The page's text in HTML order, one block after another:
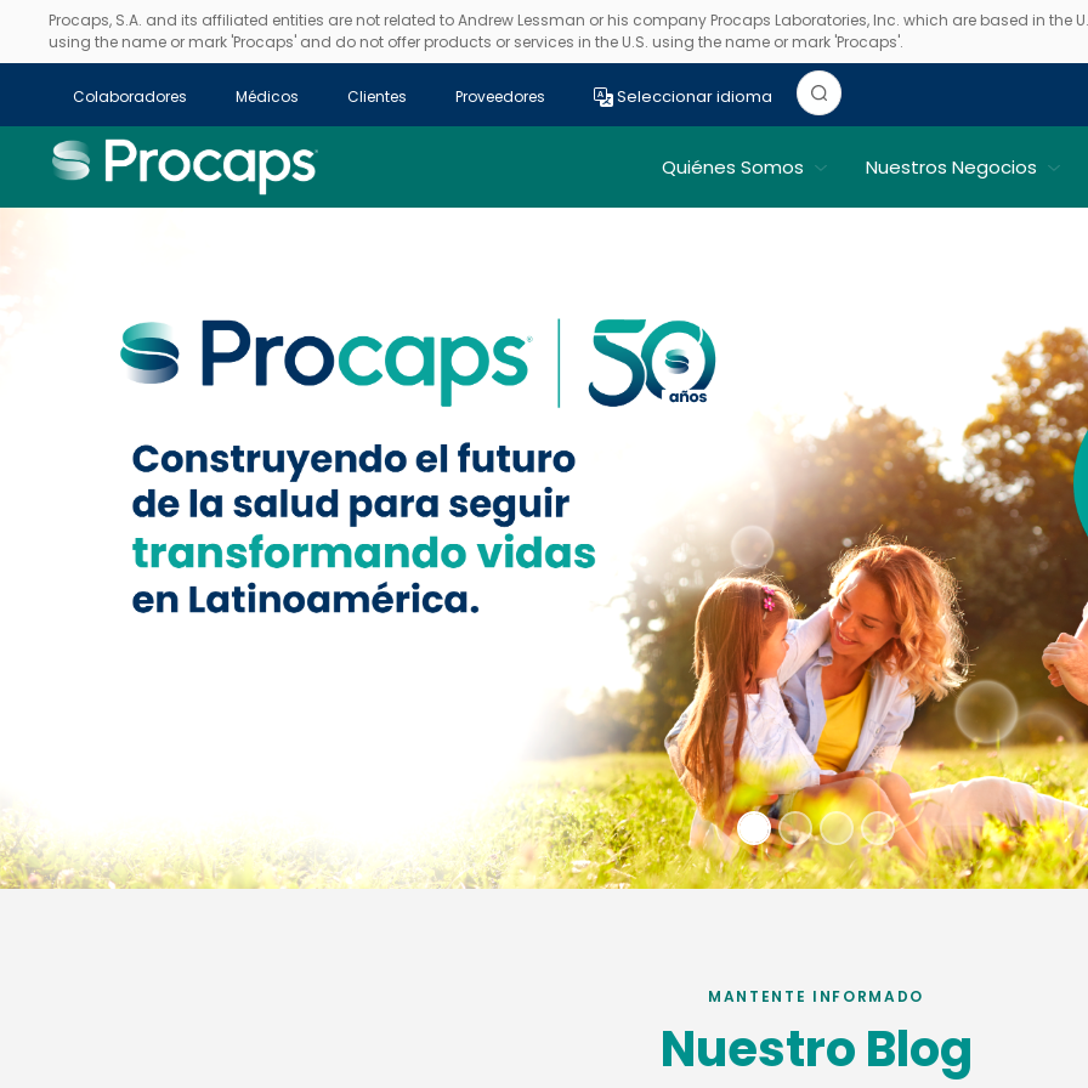
Procaps, S.A. and its affiliated entities are not related to Andrew Lessman or his company Procaps Laboratories, Inc. which are based in the
using the name or mark 'Procaps' and do not offer products or services in the U.S. using the name or mark 'Procaps'.
Colaboradores Médicos Clientes Proveedores Seleccionar idioma
Quiénes Somos Nuestros Negocios
Previous
MANTENTE INFORMADO
Nuestro Blog